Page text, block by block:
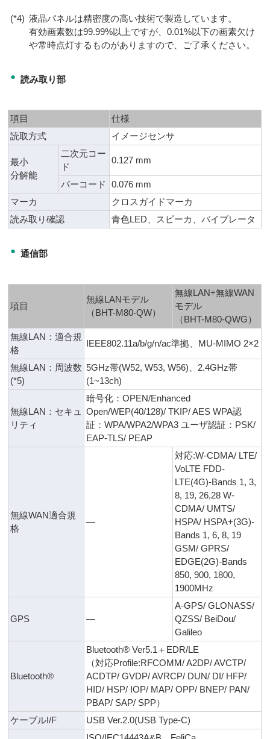
(*4) 液晶パネルは精密度の高い技術で製造しています。
有効画素数は99.99%以上ですが、0.01%以下の画素欠け
や常時点灯するものがありますので、ご了承ください。
● 読み取り部
項目
仕様
読取方式
イメージセンサ
最小
分解能
二次元コー
ド
0.127 mm
バーコード
0.076 mm
マーカ
クロスガイドマーカ
読み取り確認
青色LED、スピーカ、バイブレータ
● 通信部
項目
無線LANモデル
（BHT-M80-QW）
無線LAN+無線WAN
モデル
（BHT-M80-QWG）
無線LAN：適合規
格
IEEE802.11a/b/g/n/ac準拠、MU-MIMO 2×2
無線LAN：周波数
(*5)
5GHz帯(W52, W53, W56)、2.4GHz帯
(1~13ch)
無線LAN：セキュ
リティ
暗号化：OPEN/Enhanced
Open/WEP(40/128)/ TKIP/ AES WPA認
証：WPA/WPA2/WPA3 ユーザ認証：PSK/
EAP-TLS/ PEAP
無線WAN適合規
格
―
対応:W-CDMA/ LTE/
VoLTE FDD-
LTE(4G)-Bands 1, 3,
8, 19, 26,28 W-
CDMA/ UMTS/
HSPA/ HSPA+(3G)-
Bands 1, 6, 8, 19
GSM/ GPRS/
EDGE(2G)-Bands
850, 900, 1800,
1900MHz
GPS ―
A-GPS/ GLONASS/
QZSS/ BeiDou/
Galileo
Bluetooth®
Bluetooth® Ver5.1＋EDR/LE
（対応Profile:RFCOMM/ A2DP/ AVCTP/
ACDTP/ GVDP/ AVRCP/ DUN/ DI/ HFP/
HID/ HSP/ IOP/ MAP/ OPP/ BNEP/ PAN/
PBAP/ SAP/ SPP）
ケーブルI/F
USB Ver.2.0(USB Type-C)